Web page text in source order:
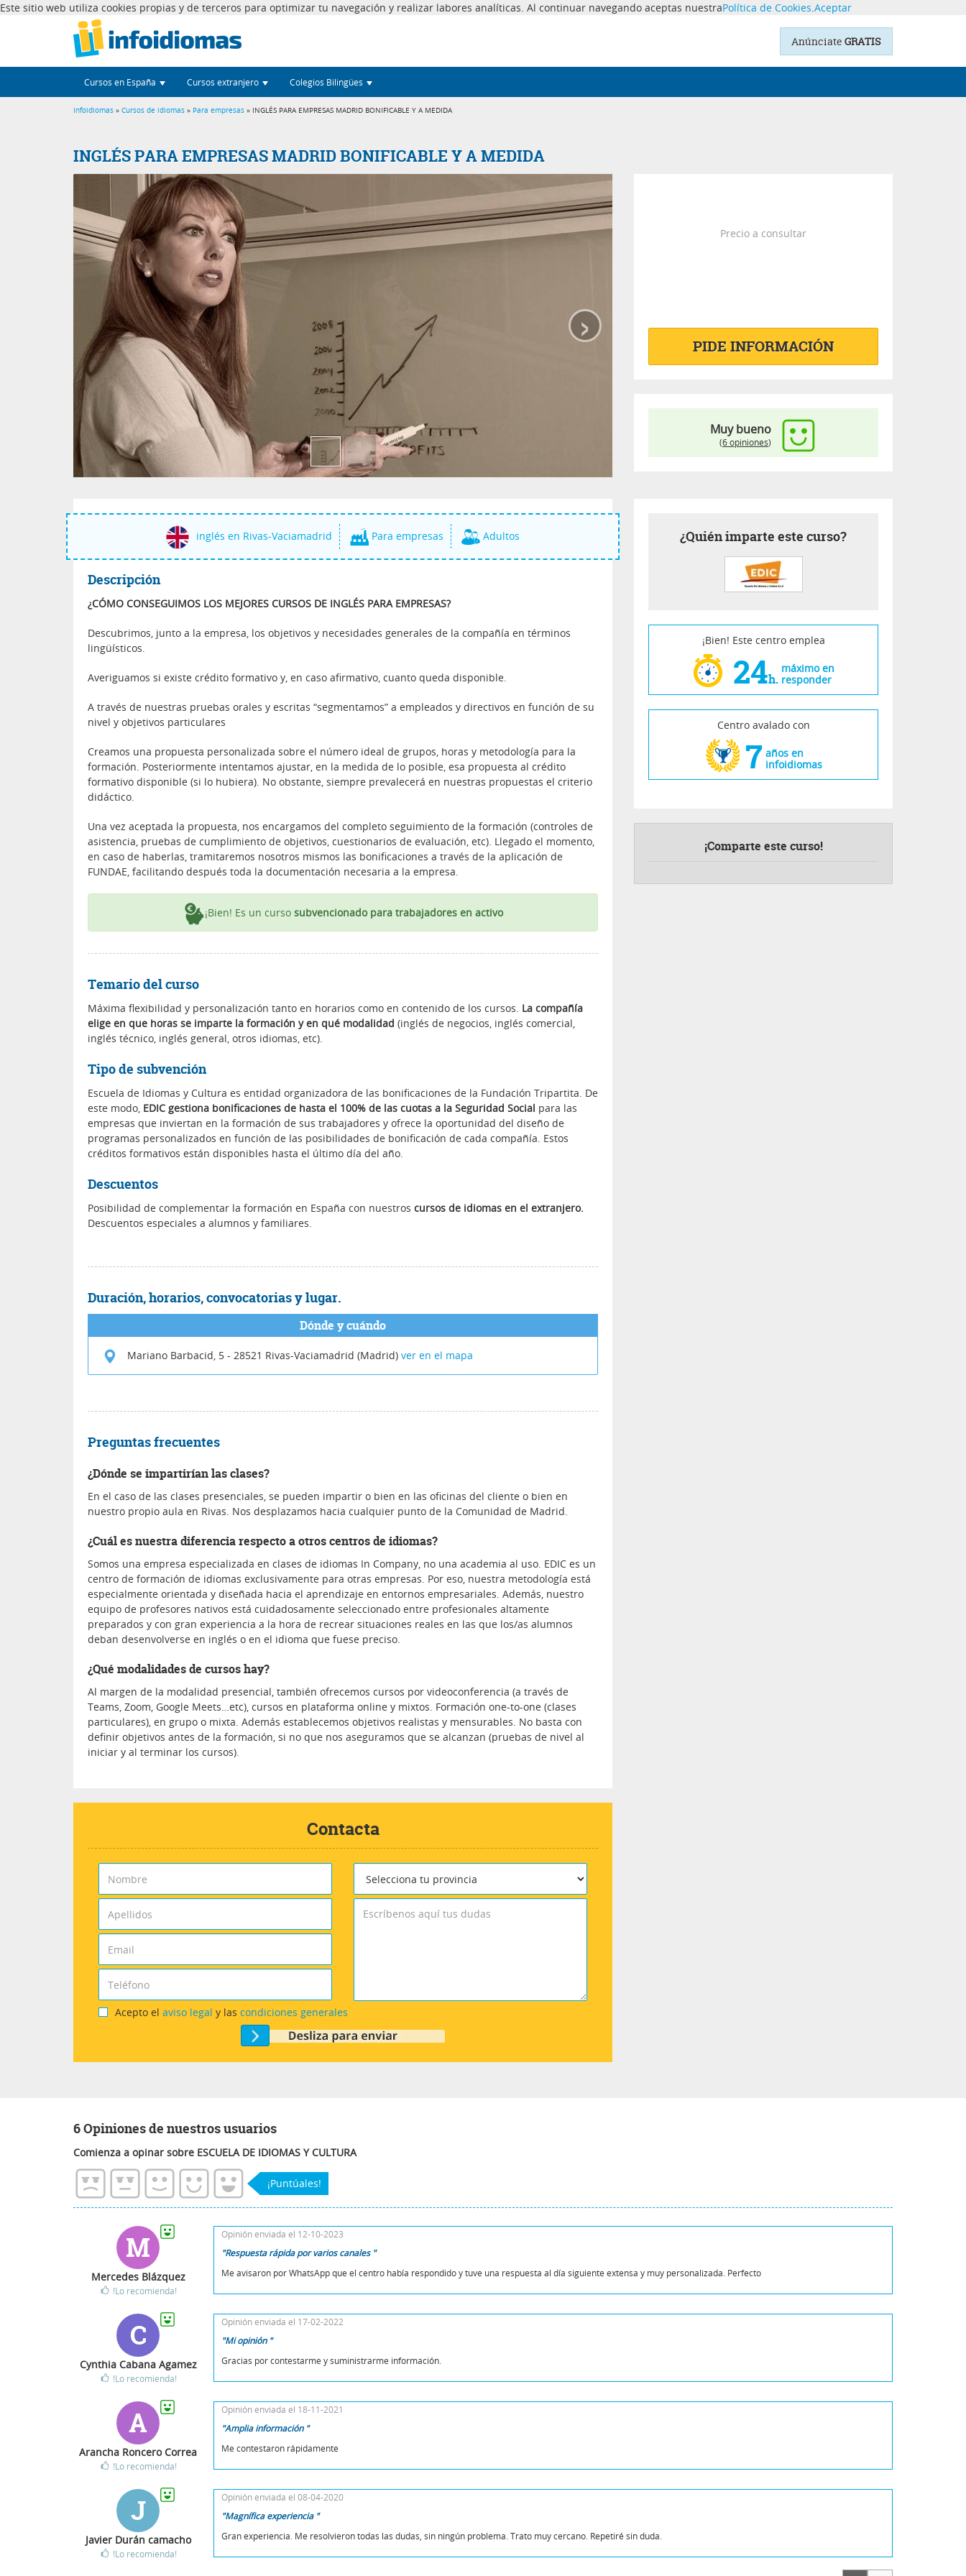
Este sitio web utiliza cookies propias y de terceros para optimizar tu navegación y realizar labores analíticas. Al continuar navegando aceptas nuestraPolítica de Cookies.Aceptar
AnúnciateGRATIS
Cursos en España Cursos extranjero Colegios Bilingües
Infoidiomas » Cursos de idiomas » Para empresas » INGLÉS PARA EMPRESAS MADRID BONIFICABLE Y A MEDIDA
INGLÉS PARA EMPRESAS MADRID BONIFICABLE Y A MEDIDA
›
Precio a consultar
PIDE INFORMACIÓN
Muy bueno
(6 opiniones)
inglés en Rivas-Vaciamadrid Para empresas Adultos
Descripción
¿CÓMO CONSEGUIMOS LOS MEJORES CURSOS DE INGLÉS PARA EMPRESAS?
Descubrimos, junto a la empresa, los objetivos y necesidades generales de la compañía en términos
lingüísticos.
Averiguamos si existe crédito formativo y, en caso afirmativo, cuanto queda disponible.
A través de nuestras pruebas orales y escritas “segmentamos” a empleados y directivos en función de su
nivel y objetivos particulares
Creamos una propuesta personalizada sobre el número ideal de grupos, horas y metodología para la
formación. Posteriormente intentamos ajustar, en la medida de lo posible, esa propuesta al crédito
formativo disponible (si lo hubiera). No obstante, siempre prevalecerá en nuestras propuestas el criterio
didáctico.
Una vez aceptada la propuesta, nos encargamos del completo seguimiento de la formación (controles de
asistencia, pruebas de cumplimiento de objetivos, cuestionarios de evaluación, etc). Llegado el momento,
en caso de haberlas, tramitaremos nosotros mismos las bonificaciones a través de la aplicación de
FUNDAE, facilitando después toda la documentación necesaria a la empresa.
¡Bien! Es un curso subvencionado para trabajadores en activo
Temario del curso
Máxima flexibilidad y personalización tanto en horarios como en contenido de los cursos. La compañía
elige en que horas se imparte la formación y en qué modalidad (inglés de negocios, inglés comercial,
inglés técnico, inglés general, otros idiomas, etc).
Tipo de subvención
Escuela de Idiomas y Cultura es entidad organizadora de las bonificaciones de la Fundación Tripartita. De
este modo, EDIC gestiona bonificaciones de hasta el 100% de las cuotas a la Seguridad Social para las
empresas que inviertan en la formación de sus trabajadores y ofrece la oportunidad del diseño de
programas personalizados en función de las posibilidades de bonificación de cada compañía. Estos
créditos formativos están disponibles hasta el último día del año.
Descuentos
Posibilidad de complementar la formación en España con nuestros cursos de idiomas en el extranjero.
Descuentos especiales a alumnos y familiares.
Duración, horarios, convocatorias y lugar.
Dónde y cuándo
Mariano Barbacid, 5 - 28521 Rivas-Vaciamadrid (Madrid) ver en el mapa
Preguntas frecuentes
¿Dónde se impartirían las clases?
En el caso de las clases presenciales, se pueden impartir o bien en las oficinas del cliente o bien en
nuestro propio aula en Rivas. Nos desplazamos hacia cualquier punto de la Comunidad de Madrid.
¿Cuál es nuestra diferencia respecto a otros centros de idiomas?
Somos una empresa especializada en clases de idiomas In Company, no una academia al uso. EDIC es un
centro de formación de idiomas exclusivamente para otras empresas. Por eso, nuestra metodología está
especialmente orientada y diseñada hacia el aprendizaje en entornos empresariales. Además, nuestro
equipo de profesores nativos está cuidadosamente seleccionado entre profesionales altamente
preparados y con gran experiencia a la hora de recrear situaciones reales en las que los/as alumnos
deban desenvolverse en inglés o en el idioma que fuese preciso.
¿Qué modalidades de cursos hay?
Al margen de la modalidad presencial, también ofrecemos cursos por videoconferencia (a través de
Teams, Zoom, Google Meets…etc), cursos en plataforma online y mixtos. Formación one-to-one (clases
particulares), en grupo o mixta. Además establecemos objetivos realistas y mensurables. No basta con
definir objetivos antes de la formación, si no que nos aseguramos que se alcanzan (pruebas de nivel al
iniciar y al terminar los cursos).
Contacta
Acepto el aviso legal y las condiciones generales
¿Quién imparte este curso?
¡Bien! Este centro emplea
24h.
máximo en
responder
Centro avalado con
7 años en
infoidiomas
¡Comparte este curso!
6 Opiniones de nuestros usuarios
Comienza a opinar sobre ESCUELA DE IDIOMAS Y CULTURA
¡Puntúales!
M
Mercedes Blázquez
!Lo recomienda!
Opinión enviada el 12-10-2023
"Respuesta rápida por varios canales "
Me avisaron por WhatsApp que el centro había respondido y tuve una respuesta al día siguiente extensa y muy personalizada. Perfecto
C
Cynthia Cabana Agamez
!Lo recomienda!
Opinión enviada el 17-02-2022
"Mi opinión "
Gracias por contestarme y suministrarme información.
A
Arancha Roncero Correa
!Lo recomienda!
Opinión enviada el 18-11-2021
"Amplia información "
Me contestaron rápidamente
J
Javier Durán camacho
!Lo recomienda!
Opinión enviada el 08-04-2020
"Magnífica experiencia "
Gran experiencia. Me resolvieron todas las dudas, sin ningún problema. Trato muy cercano. Repetiré sin duda.